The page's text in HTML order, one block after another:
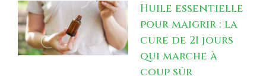
Huile essentielle
pour maigrir : la
cure de 21 jours
qui marche à
coup sûr